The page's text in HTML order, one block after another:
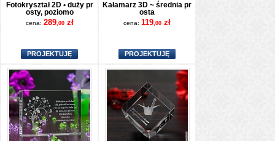
Fotokryształ 2D • duży pr
osty, poziomo
cena: 289,00zł
PROJEKTUJĘ
Kałamarz 3D ~ średnia pr
osta
cena: 119,00 zł
PROJEKTUJĘ